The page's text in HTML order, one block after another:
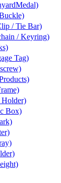
/ Tie Bar)
/ Keyring)
Tag)
Box)